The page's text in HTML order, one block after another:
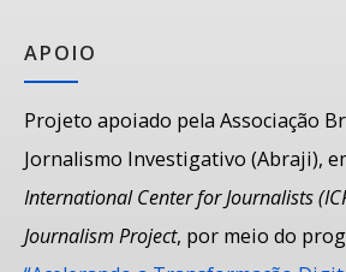
APOIO
Projeto apoiado pela Associação
Jornalismo Investigativo (Abraji),
International Center for Journalists
Journalism Project, por meio do